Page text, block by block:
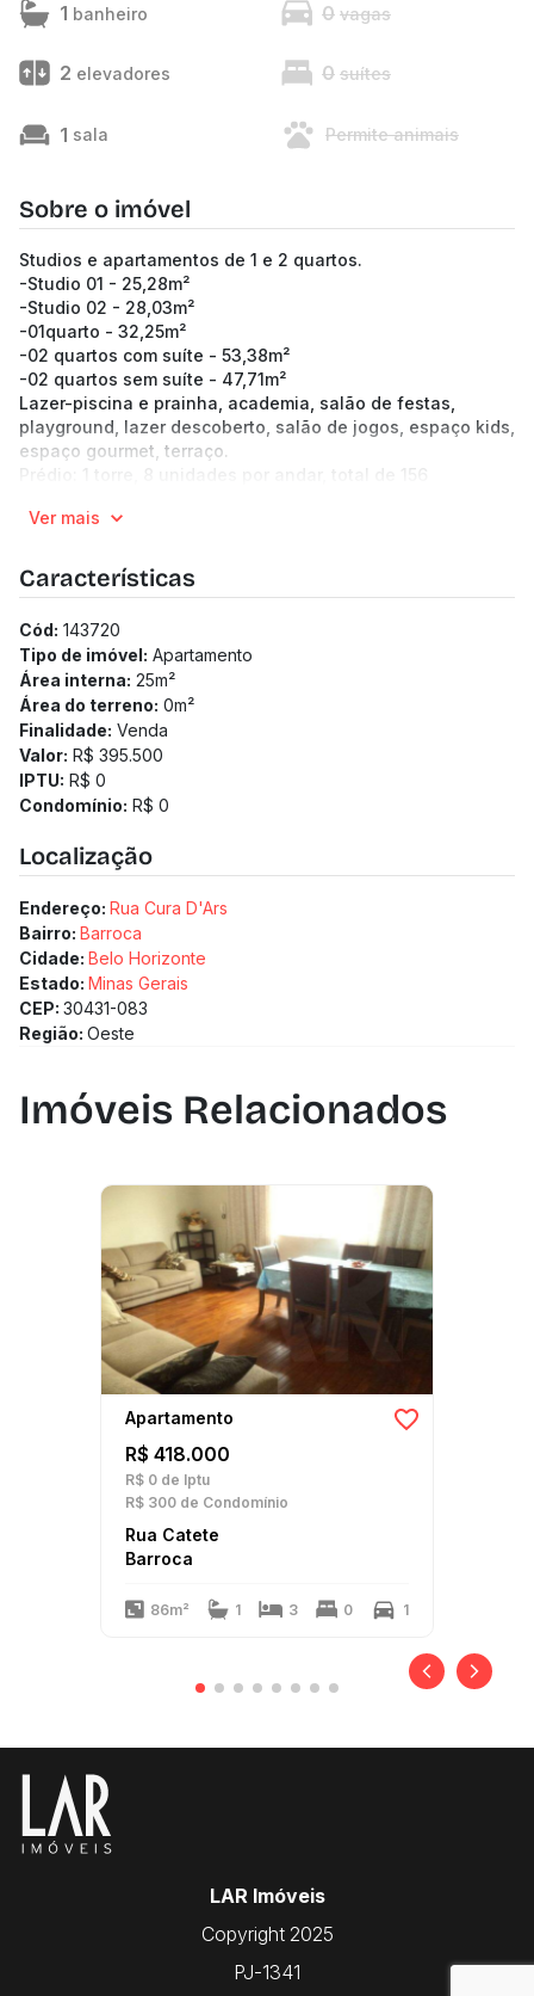
1 banheiro 0 vagas
2 elevadores 0 suítes
1 sala Permite animais
Sobre o imóvel
Studios e apartamentos de 1 e 2 quartos.
-Studio 01 - 25,28m²
-Studio 02 - 28,03m²
-01quarto - 32,25m²
-02 quartos com suíte - 53,38m²
-02 quartos sem suíte - 47,71m²
Lazer-piscina e prainha, academia, salão de festas,
playground, lazer descoberto, salão de jogos, espaço kids,
espaço gourmet, terraço.
Prédio: 1 torre, 8 unidades por andar, total de 156
eclusa, bicicletário, lavanderia, mini mercado.
Ver mais
Características
Cód: 143720
Tipo de imóvel: Apartamento
Área interna: 25m²
Área do terreno: 0m²
Finalidade: Venda
Valor: R$ 395.500
IPTU: R$ 0
Condomínio: R$ 0
Localização
Endereço: Rua Cura D'Ars
Bairro: Barroca
Cidade: Belo Horizonte
Estado: Minas Gerais
CEP: 30431-083
Região: Oeste
Imóveis Relacionados
Apartamento
R$ 418.000
R$ 0 de Iptu
R$ 300 de Condomínio
Rua Catete
Barroca
86m² 1 3 0 1
LAR Imóveis
Copyright 2025
PJ-1341